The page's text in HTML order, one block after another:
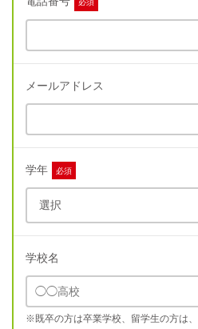
必須
メールアドレス
学年 必須
学校名
※既卒の方は卒業学校、留学生の方は